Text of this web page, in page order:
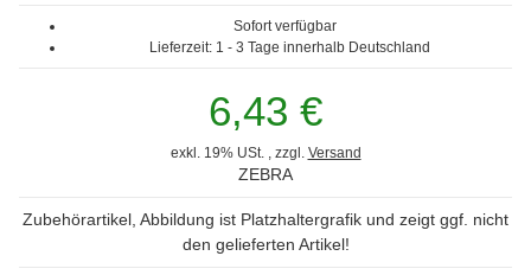
Sofort verfügbar
Lieferzeit: 1 - 3 Tage innerhalb Deutschland
6,43 €
exkl. 19% USt. , zzgl. Versand
ZEBRA
Zubehörartikel, Abbildung ist Platzhaltergrafik und zeigt ggf. nicht
den gelieferten Artikel!